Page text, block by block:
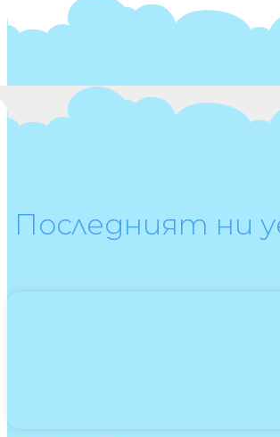
Последният ни